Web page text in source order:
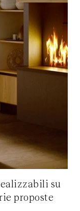
su
proposte